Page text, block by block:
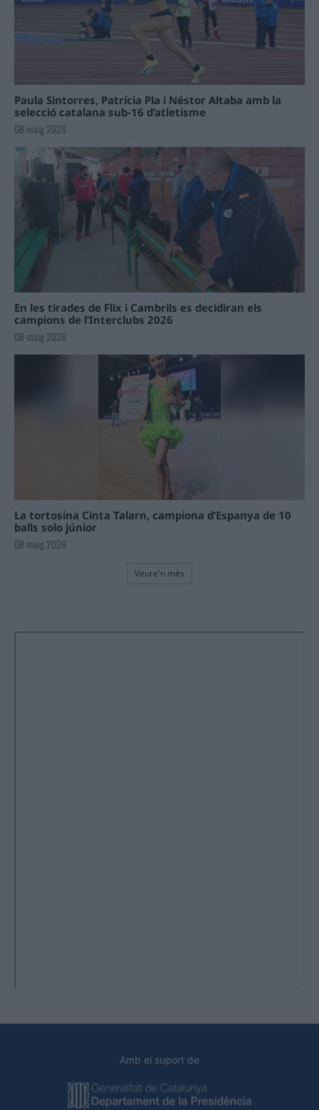
Paula Sintorres, Patrícia Pla i Néstor Altaba amb la
selecció catalana sub-16 d’atletisme
08 maig 2026
En les tirades de Flix i Cambrils es decidiran els
campions de l’Interclubs 2026
08 maig 2026
La tortosina Cinta Talarn, campiona d’Espanya de 10
balls solo júnior
08 maig 2026
Veure'n més
Amb el suport de